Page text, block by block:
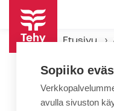
Hyppää
pääsisältöön
Etusivu
Sopiiko
avulla sivuston